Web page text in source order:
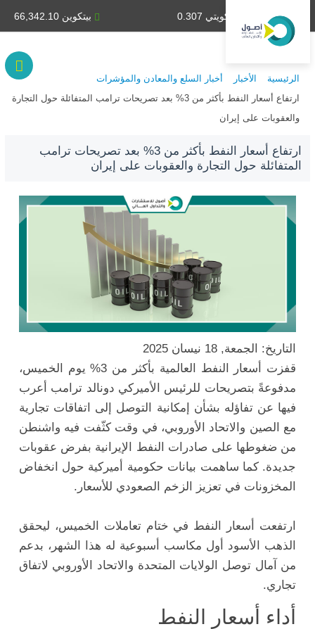
بيتكوين 66,342.10 دينار كويتي 0.307
الرئيسية الأخبار
أخبار السلع والمعادن والمؤشرات
ارتفاع أسعار النفط بأكثر من 3% بعد تصريحات ترامب المتفائلة حول التجارة
والعقوبات على إيران
ارتفاع أسعار النفط بأكثر من 3% بعد تصريحات ترامب
المتفائلة حول التجارة والعقوبات على إيران
التاريخ: الجمعة, 18 نيسان 2025
قفزت أسعار النفط العالمية بأكثر من 3% يوم الخميس،
مدفوعةً بتصريحات للرئيس الأميركي دونالد ترامب أعرب
فيها عن تفاؤله بشأن إمكانية التوصل إلى اتفاقات تجارية
مع الصين والاتحاد الأوروبي، في وقت كثّفت فيه واشنطن
من ضغوطها على صادرات النفط الإيرانية بفرض عقوبات
جديدة. كما ساهمت بيانات حكومية أميركية حول انخفاض
المخزونات في تعزيز الزخم الصعودي للأسعار.
ارتفعت أسعار النفط في ختام تعاملات الخميس، ليحقق
الذهب الأسود أول مكاسب أسبوعية له هذا الشهر، بدعم
من آمال توصل الولايات المتحدة والاتحاد الأوروبي لاتفاق
تجاري.
أداء أسعار النفط